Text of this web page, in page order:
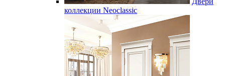
коллекции Neoclassic